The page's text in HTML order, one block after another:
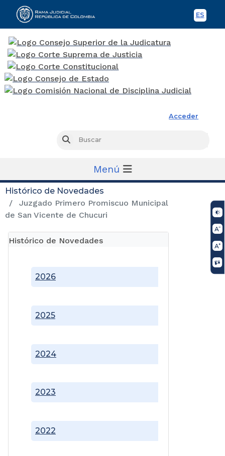
ES
Acceder
Buscar
Menú
Histórico de Novedades
Juzgado Primero Promiscuo Municipal
de San Vicente de Chucuri
Histórico de Novedades
2022
2023
2024
2025
2026